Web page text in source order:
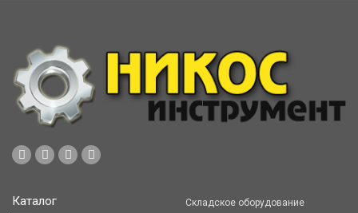
Каталог
Складское оборудование